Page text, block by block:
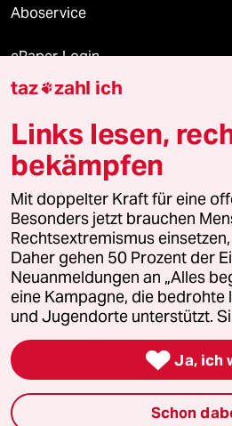
Aboservice
ePaper Login
Downloads für Abonnierende
© 2026 taz Verlags und Vertriebs
Alle Rechte vorbehalten. Bei rechtlichen
wenden Sie sich bitte an
lizenzen@taz.de
Feedback Redaktionsstatut
Leitlinie Informant Datenschutz
Seitenwende Einwilligungen
taz zahl ich
Links lesen,
bekämpfen
Mit doppelter Kraft für eine
Besonders jetzt brauchen
Rechtsextremismus
Daher gehen 50 Prozent der
Neuanmeldungen an „Alles
eine Kampagne, die bedrohte
und Jugendorte unterstützt.
 Ja, ich
Schon